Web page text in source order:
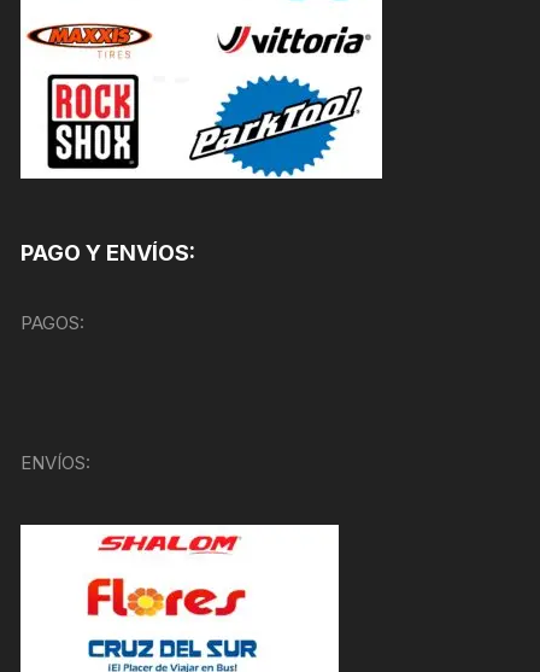
PAGO Y ENVÍOS:
PAGOS:
ENVÍOS: